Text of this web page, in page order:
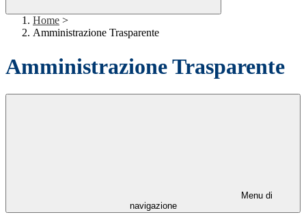
Home >
Amministrazione Trasparente
Amministrazione Trasparente
Menu di
navigazione